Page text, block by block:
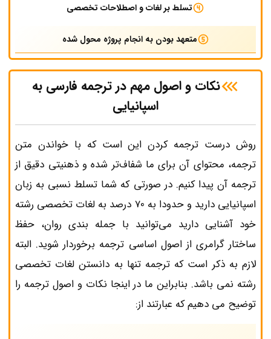
تسلط بر لغات و اصطلاحات تخصصی
متعهد بودن به انجام پروژه محول شده
نکات و اصول مهم در ترجمه فارسی به
اسپانیایی
روش درست ترجمه کردن این است که با خواندن متن
ترجمه، محتوای آن برای ما شفاف‌تر شده و ذهنیتی دقیق از
ترجمه آن پیدا کنیم. در صورتی که شما تسلط نسبی به زبان
اسپانیایی دارید و حدودا به 70 درصد به لغات تخصصی رشته
خود آشنایی دارید می‌توانید با جمله بندی روان، حفظ
ساختار گرامری از اصول اساسی ترجمه برخوردار شوید. البته
لازم به ذکر است که ترجمه تنها به دانستن لغات تخصصی
رشته نمی باشد. بنابراین ما در اینجا نکات و اصول ترجمه را
توضیح می دهیم که عبارتند از: